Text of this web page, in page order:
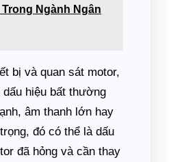
Ngành Ngân
bị và quan sát motor,
dấu hiệu bất thường
âm thanh lớn hay
đó có thể là dấu
đã hỏng và cần thay